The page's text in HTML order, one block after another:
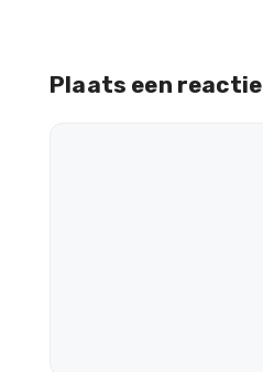
Plaats een reactie